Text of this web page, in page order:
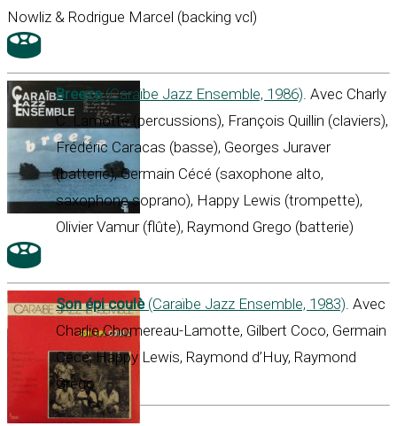
Nowliz & Rodrigue Marcel (backing vcl)
Breeze(Caraïbe Jazz Ensemble, 1986). Avec Charly
C. Lamotte (percussions), François Quillin (claviers),
Frédéric Caracas (basse), Georges Juraver
(batterie), Germain Cécé (saxophone alto,
saxophone soprano), Happy Lewis (trompette),
Olivier Vamur (flûte), Raymond Grego (batterie)
Son épi coulè(Caraïbe Jazz Ensemble, 1983). Avec
Charlie Chomereau-Lamotte, Gilbert Coco, Germain
Cécé, Happy Lewis, Raymond d’Huy, Raymond
Grégo.